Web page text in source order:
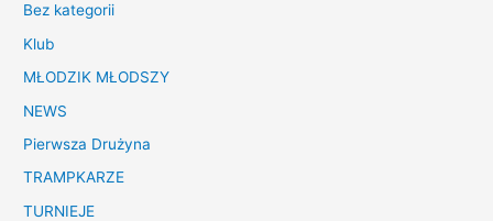
Bez kategorii
Klub
MŁODZIK MŁODSZY
NEWS
Pierwsza Drużyna
TRAMPKARZE
TURNIEJE